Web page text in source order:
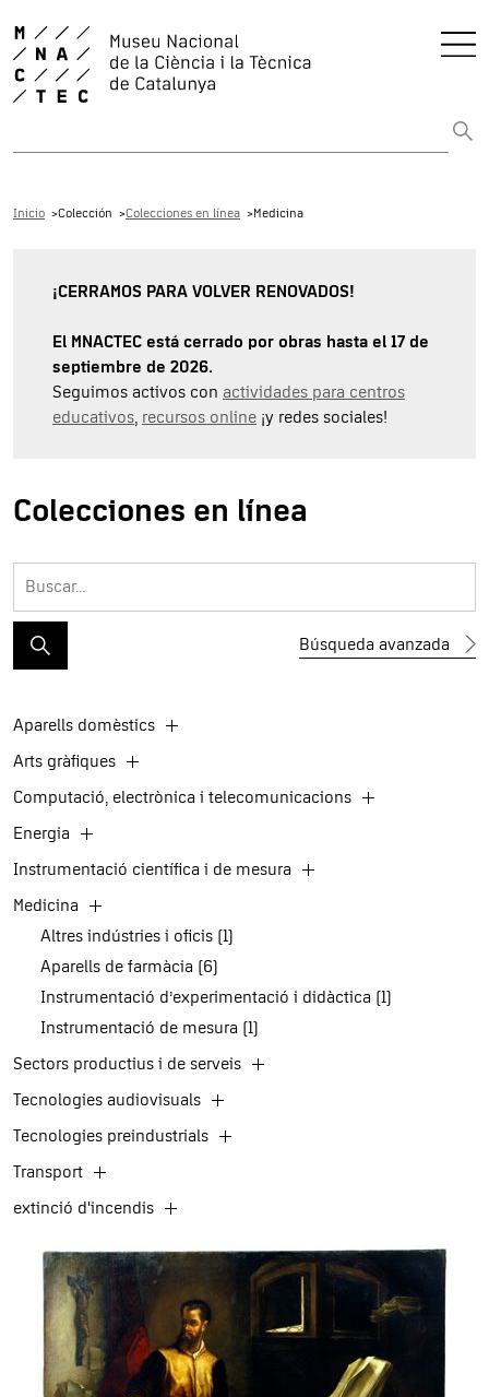
Inicio Colección Colecciones en línea Medicina
¡CERRAMOS PARA VOLVER RENOVADOS!
El MNACTEC está cerrado por obras hasta el 17 de
septiembre de 2026.
Seguimos activos con actividades para centros
educativos, recursos online ¡y redes sociales!
Colecciones en línea
Búsqueda avanzada
Aparells domèstics
Arts gràfiques
Computació, electrònica i telecomunicacions
Energia
Instrumentació científica i de mesura
Medicina
Altres indústries i oficis (1)
Aparells de farmàcia (6)
Instrumentació d’experimentació i didàctica (1)
Instrumentació de mesura (1)
Sectors productius i de serveis
Tecnologies audiovisuals
Tecnologies preindustrials
Transport
extinció d'incendis